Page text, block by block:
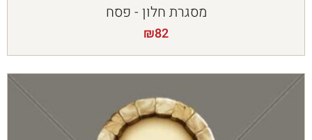
מסגרת חלון - פסח
₪82